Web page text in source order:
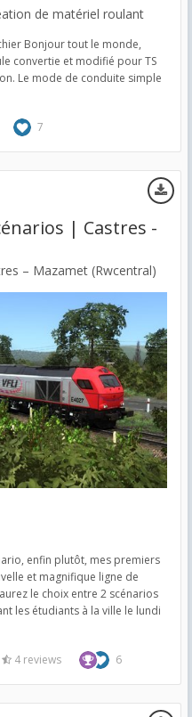
de matériel roulant
Bonjour tout le monde,
convertie et modifié pour TS
Le mode de conduite simple
7
| Castres -
– Mazamet (Rwcentral)
enfin plutôt, mes premiers
et magnifique ligne de
le choix entre 2 scénarios
les étudiants à la ville le lundi
4 reviews 6